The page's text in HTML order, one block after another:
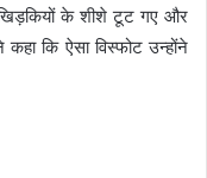
के शीशे टूट गए और
कि ऐसा विस्फोट उन्होंने